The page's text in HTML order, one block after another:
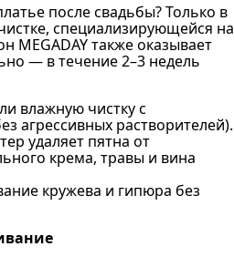
после свадьбы? Только в
специализирующейся на
MEGADAY также оказывает
— в течение 2–3 недель
влажную чистку с
агрессивных растворителей).
удаляет пятна от
крема, травы и вина
кружева и гипюра без